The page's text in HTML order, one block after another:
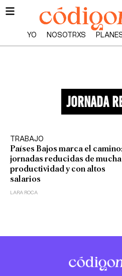
YO NOSOTRXS
jornada
TRABAJO
Países Bajos marca el
jornadas reducidas de mucha
productividad y con altos
salarios
LARA ROCA